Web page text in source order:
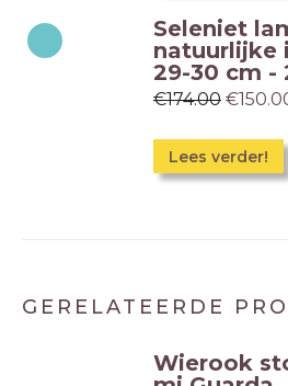
Seleniet
natuurlijke
29-30 cm -
€174.00 €
Lees verder!
GERELATEERDE
Wierook